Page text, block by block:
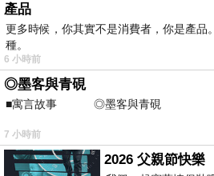
產品
更多時候，你其實不是消費者，你是產品
種。
6 小時前
◎墨客與青硯
■寓言故事 ◎墨客與青硯
⊕潘文良
的墨客，在京城的古玩肆裡
7 小時前
2026 父親節快樂